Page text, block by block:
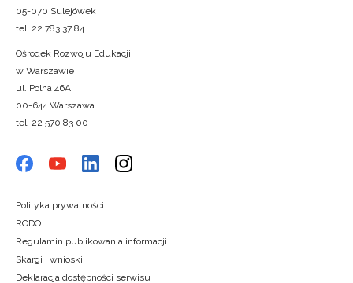
05-070 Sulejówek
tel. 22 783 37 84
Ośrodek Rozwoju Edukacji
w Warszawie
ul. Polna 46A
00-644 Warszawa
tel. 22 570 83 00
Polityka prywatności
RODO
Regulamin publikowania informacji
Skargi i wnioski
Deklaracja dostępności serwisu